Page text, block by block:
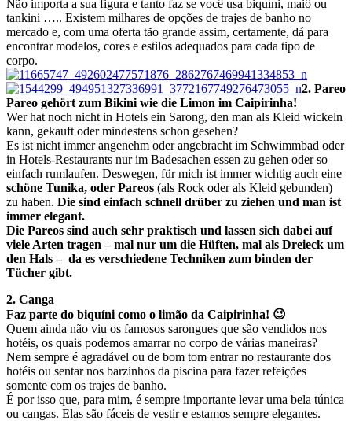
Não importa a sua figura e tanto faz se você usa biquíni, maiô ou
tankini ….. Existem milhares de opções de trajes de banho no
mercado e, com uma oferta tão grande assim, certamente, dá para
encontrar modelos, cores e estilos adequados para cada tipo de
corpo.
2. Pareo
Pareo gehört zum Bikini wie die Limon im Caipirinha!
Wer hat noch nicht in Hotels ein Sarong, den man als Kleid wickeln
kann, gekauft oder mindestens schon gesehen?
Es ist nicht immer angenehm oder angebracht im Schwimmbad oder
in Hotels-Restaurants nur im Badesachen essen zu gehen oder so
einfach rumlaufen. Deswegen, für mich ist immer wichtig auch eine
schöne Tunika, oder Pareos (als Rock oder als Kleid gebunden)
zu haben. Die sind einfach schnell drüber zu ziehen und man ist
immer elegant.
Die Pareos sind auch sehr praktisch und lassen sich dabei auf
viele Arten tragen – mal nur um die Hüften, mal als Dreieck um
den Hals – da es verschiedene Techniken zum binden der
Tücher gibt.
2. Canga
Faz parte do biquíni como o limão da Caipirinha! 😉
Quem ainda não viu os famosos sarongues que são vendidos nos
hotéis, os quais podemos amarrar no corpo de várias maneiras?
Nem sempre é agradável ou de bom tom entrar no restaurante dos
hotéis ou sentar nos barzinhos da piscina para fazer refeições
somente com os trajes de banho.
É por isso que, para mim, é sempre importante levar uma bela túnica
ou cangas. Elas são fáceis de vestir e estamos sempre elegantes.